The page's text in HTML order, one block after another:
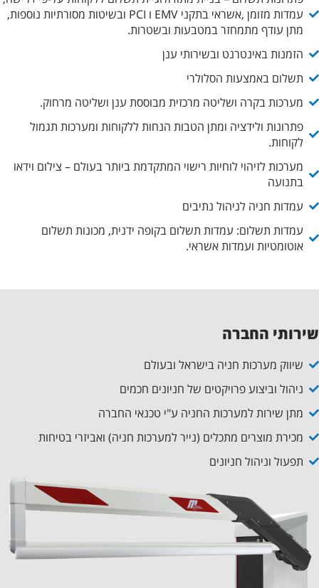
עמדות מזומן ,אשראי בתקני EMV ו PCI ובשיטות מסורתיות נוספות,
מתן עודף מתמחזר במטבעות ובשטרות.
הזמנות באינטרנט ובשירותי ענן
תשלום באמצעות הסלולרי
מערכות בקרה ושליטה מרכזית מבוססת ענן ושליטה מרחוק.
פתרונות ולידציה ומתן הטבות הנחות ללקוחות ומערכות תגמול
לקוחות.
מערכות לזיהוי לוחיות רישוי המתקדמת ביותר בעולם – צילום וידאו
בתנועה
עמדות חניה לניהול נתיבים
עמדות תשלום: עמדות תשלום בקופה ידנית, מכונות תשלום
אוטומטיות ועמדות אשראי.
שירותי החברה
שיווק מערכות חניה בישראל ובעולם
ניהול וביצוע פרויקטים של חניונים חכמים
מתן שירות למערכות החניה ע"י טכנאי החברה
מכירת מוצרים מתכלים (נייר למערכות חניה) ואביזרי בטיחות
תפעול וניהול חניונים